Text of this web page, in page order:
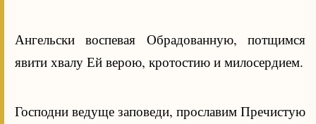
Ангельски воспевая Обрадованную, потщимся
явити хвалу Ей верою, кротостию и милосердием.
Господни ведуще заповеди, прославим Пречистую